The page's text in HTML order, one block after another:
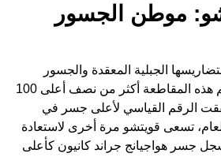
موطن الجسور
الجبلية المعقدة والجسور
المذهلة التي تعبرها. تضم هذه المقاطعة أكثر من نصف أعلى 100
الرقم القياسي لأعلى جسر في
تسعى قويتشو مرة أخرى لاستعادة
جسر هواجيانج جراند كانيون كأعلى